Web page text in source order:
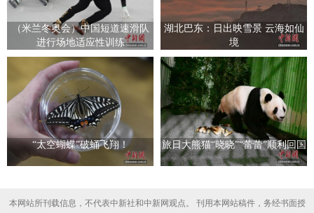
（米兰冬奥会）中国短道速滑队
进行场地适应性训练
湖北巴东：日出映雪景 云海如仙
境
“太空蝴蝶”破蛹飞翔！ 旅日大熊猫“晓晓”“蕾蕾”顺利回国
本网站所刊载信息，不代表中新社和中新网观点。 刊用本网站稿件，务经书面授